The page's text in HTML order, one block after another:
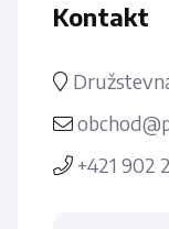
Kontakt
+421 902